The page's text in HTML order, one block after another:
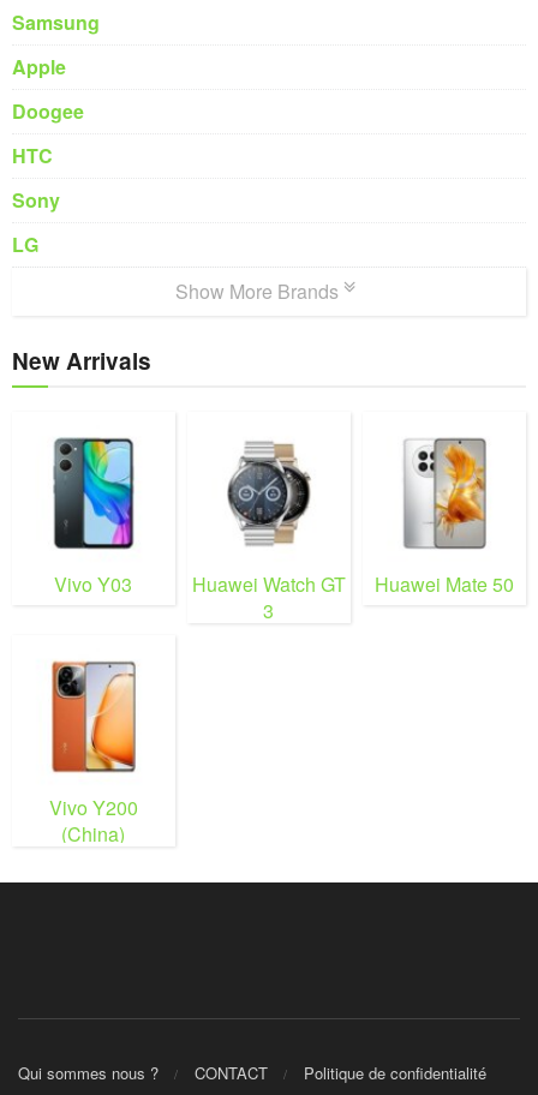
Samsung
Apple
Doogee
HTC
Sony
LG
Show More Brands
New Arrivals
Vivo Y03
Huawei Watch GT
3
Huawei Mate 50
Vivo Y200
(China)
Qui sommes nous ? CONTACT Politique de confidentialité